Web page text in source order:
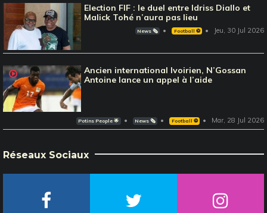
Election FIF : le duel entre Idriss Diallo et
Malick Tohé n’aura pas lieu
News 🗞️ Football ⚽️ Jeu, 30 Jul 2026
Ancien international Ivoirien, N’Gossan
Antoine lance un appel à l’aide
Potins People 🌟 News 🗞️ Football ⚽️ Mar, 28 Jul 2026
Réseaux Sociaux